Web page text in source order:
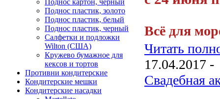
Поднос пластик, золото
Поднос пластик, белый
Поднос пластик, черный
Салфетки и подложки
Wilton (США)
Кружево бумажное для
кексов и тортов
Противни кондитерские
Кондитерские мешки
Кондитерские насадки
Всё для
Читать
17.04.2017 -
Свадебная